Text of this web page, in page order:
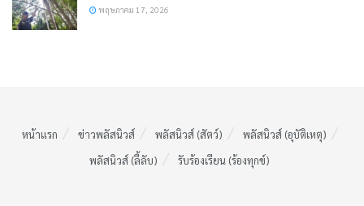
พฤษภาคม 17, 2026
หน้าแรก ข่าวพลัสนิวส์ พลัสนิวส์ (สัตว์)
พลัสนิวส์ (อุบัติเหตุ)
พลัสนิวส์ (ลี้ลับ)
รับร้องเรียน (ร้องทุกข์)